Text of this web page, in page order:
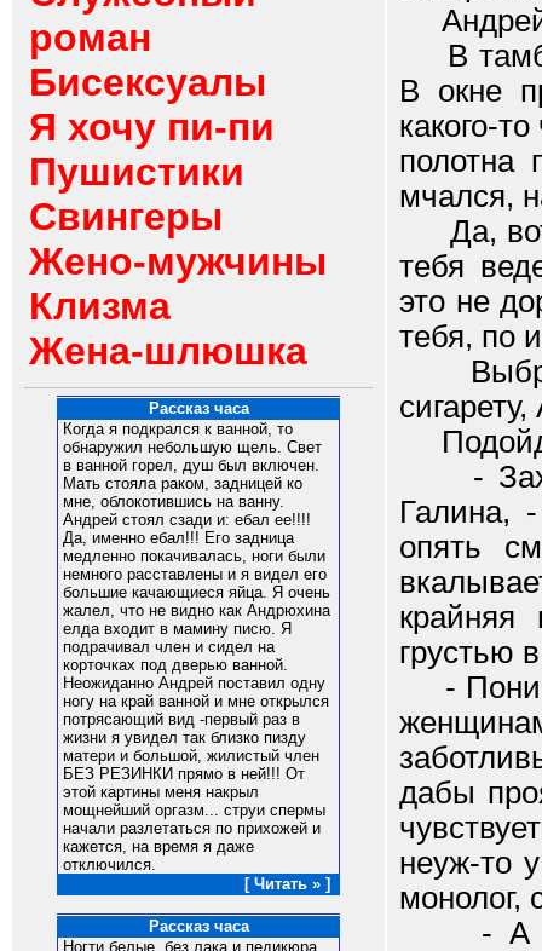
роман
Бисексуалы
Я хочу пи-пи
Пушистики
Свингеры
Жено-мужчины
Клизма
Жена-шлюшка
Рассказ часа
Когда я подкрался к ванной, то
обнаружил небольшую щель. Свет
в ванной горел, душ был включен.
Мать стояла раком, задницей ко
мне, облокотившись на ванну.
Андрей стоял сзади и: ебал ее!!!!
Да, именно ебал!!! Его задница
медленно покачивалась, ноги были
немного расставлены и я видел его
большие качающиеся яйца. Я очень
жалел, что не видно как Андрюхина
елда входит в мамину писю. Я
подрачивал член и сидел на
корточках под дверью ванной.
Неожиданно Андрей поставил одну
ногу на край ванной и мне открылся
потрясающий вид -первый раз в
жизни я увидел так близко пизду
матери и большой, жилистый член
БЕЗ РЕЗИНКИ прямо в ней!!! От
этой картины меня накрыл
мощнейший оргазм... струи спермы
начали разлетаться по прихожей и
кажется, на время я даже
отключился.
[ Читать » ]
Рассказ часа
Ногти белые, без лака и педикюра.
Андрей
В
В окне
какого-
полотна
мчался,
Да, вот,
тебя
это не
тебя, по
-
Галина,
опять
грустью
-
дабы
неуж-то
монолог,
- А ты